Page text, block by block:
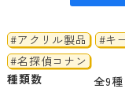
#アクリル製品
#キ
#名探偵コナン
種類数
全9種